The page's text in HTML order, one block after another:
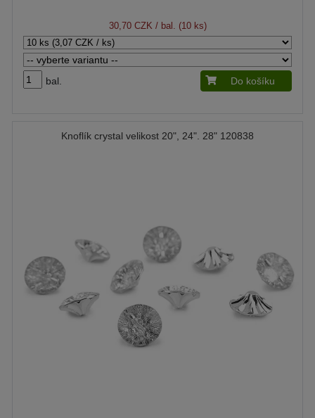
30,70 CZK / bal. (10 ks)
bal. Do košíku
Knoflík crystal velikost 20", 24". 28" 120838